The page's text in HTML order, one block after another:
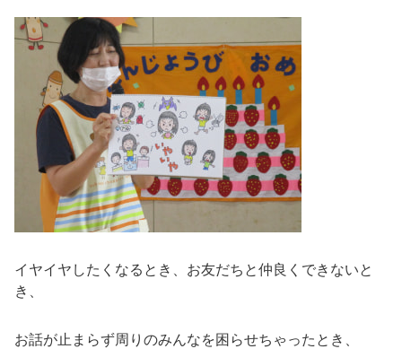
イヤイヤしたくなるとき、お友だちと仲良くできないと
き、
お話が止まらず周りのみんなを困らせちゃったとき、